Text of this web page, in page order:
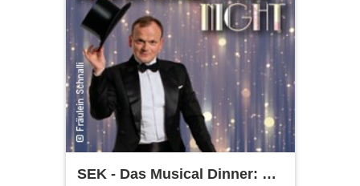
SEK - Das Musical Dinner: A